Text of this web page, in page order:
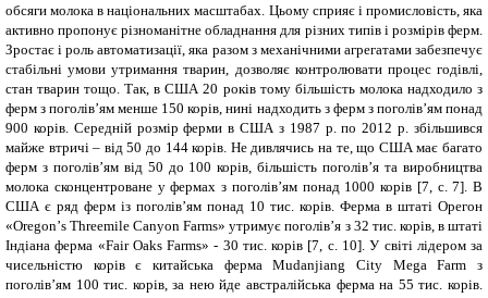
обсяги молока в національних масштабах. Цьому сприяє і промисловість, яка
активно пропонує різноманітне обладнання для різних типів і розмірів ферм.
Зростає і роль автоматизації, яка разом з механічними агрегатами забезпечує
стабільні умови утримання тварин, дозволяє контролювати процес годівлі,
стан тварин тощо. Так, в США 20 років тому більшість молока надходило з
ферм з поголів’ям менше 150 корів, нині надходить з ферм з поголів’ям понад
900 корів. Середній розмір ферми в США з 1987 р. по 2012 р. збільшився
майже втричі – від 50 до 144 корів. Не дивлячись на те, що США має багато
ферм з поголів’ям від 50 до 100 корів, більшість поголів’я та виробництва
молока сконцентроване у фермах з поголів’ям понад 1000 корів [7, с. 7]. В
США є ряд ферм із поголів’ям понад 10 тис. корів. Ферма в штаті Орегон
«Oregon’s Threemile Canyon Farms» утримує поголів’я з 32 тис. корів, в штаті
Індіана ферма «Fair Oaks Farms» - 30 тис. корів [7, с. 10]. У світі лідером за
чисельністю корів є китайська фермаMudanjiang City Mega Farm з
поголів’ям 100 тис. корів, за нею йде австралійська ферма на 55 тис. корів.